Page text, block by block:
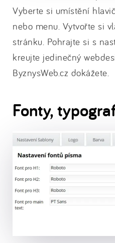
Vyberte si umístění
nebo menu. Vytvořte si
stránku. Pohrajte si s
kreujte jedinečný
ByznysWeb.cz dokážete.
Fonty,